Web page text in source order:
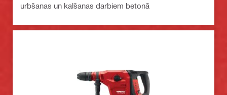
urbšanas un kalšanas darbiem betonā